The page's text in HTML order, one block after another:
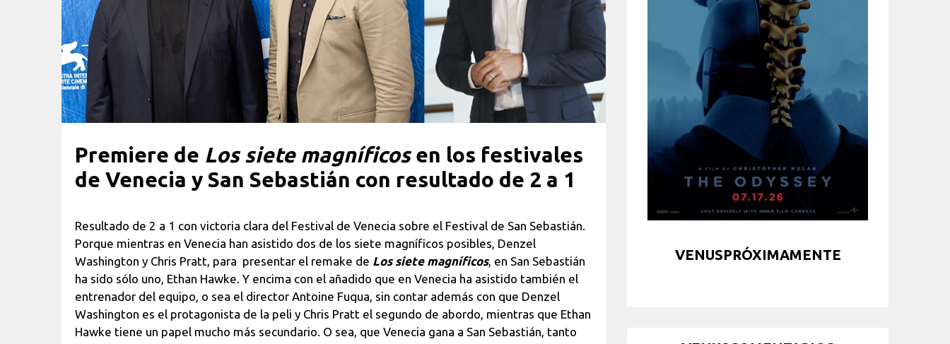
Premiere de Los siete magníficosen los festivales
de Venecia y San Sebastián con resultado de 2 a 1
Resultado de 2 a 1 con victoria clara del Festival de Venecia sobre el Festival de San Sebastián.
Porque mientras en Venecia han asistido dos de los siete magníficos posibles, Denzel
Washington y Chris Pratt, para presentar el remake de Los siete magníficos, en San Sebastián
ha sido sólo uno, Ethan Hawke. Y encima con el añadido que en Venecia ha asistido también el
entrenador del equipo, o sea el director Antoine Fuqua, sin contar además con que Denzel
Washington es el protagonista de la peli y Chris Pratt el segundo de abordo, mientras que Ethan
Hawke tiene un papel mucho más secundario. O sea, que Venecia gana a San Sebastián, tanto
VENUSPRÓXIMAMENTE